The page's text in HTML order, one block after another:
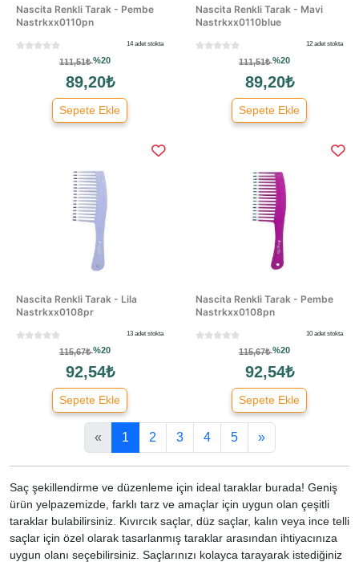
Nascita Renkli Tarak - Pembe
Nastrkxx0110pn
14 adet stokta
111,51₺%20
89,20₺
Sepete Ekle
Nascita Renkli Tarak - Mavi
Nastrkxx0110blue
12 adet stokta
111,51₺%20
89,20₺
Sepete Ekle
Nascita Renkli Tarak - Lila
Nastrkxx0108pr
13 adet stokta
115,67₺%20
92,54₺
Sepete Ekle
Nascita Renkli Tarak - Pembe
Nastrkxx0108pn
10 adet stokta
115,67₺%20
92,54₺
Sepete Ekle
« 1 2 3 4 5 »
Saç şekillendirme ve düzenleme için ideal taraklar burada! Geniş
ürün yelpazemizde, farklı tarz ve amaçlar için uygun olan çeşitli
taraklar bulabilirsiniz. Kıvırcık saçlar, düz saçlar, kalın veya ince telli
saçlar için özel olarak tasarlanmış taraklar arasından ihtiyacınıza
uygun olanı seçebilirsiniz. Saçlarınızı kolayca tarayarak istediğiniz